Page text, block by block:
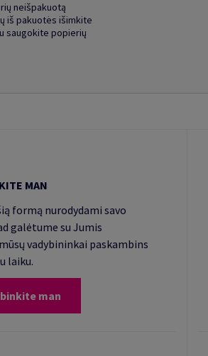
neišpakuotą
iš pakuotės išimkite
saugokite popierių
MAN
formą nurodydami savo
galėtume su Jumis
vadybininkai paskambins
laiku.
man